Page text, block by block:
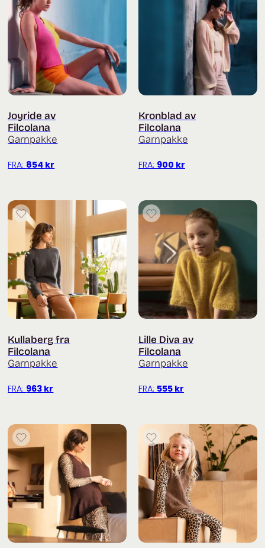
Joyride av
Filcolana
Garnpakke
FRA: 854 kr
Kronblad av
Filcolana
Garnpakke
FRA: 900 kr
Kullaberg fra
Filcolana
Garnpakke
FRA: 963 kr
Lille Diva av
Filcolana
Garnpakke
FRA: 555 kr